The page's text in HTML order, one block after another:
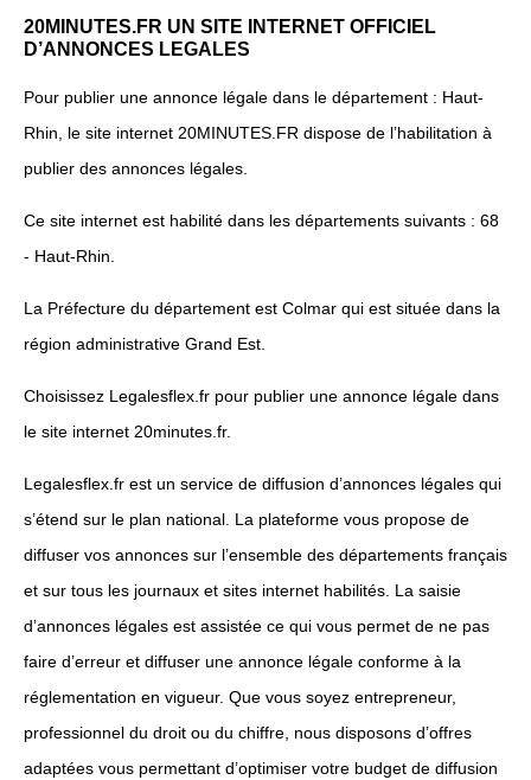
20MINUTES.FR UN SITE INTERNET OFFICIEL
D’ANNONCES LEGALES
Pour publier une annonce légale dans le département : Haut-
Rhin, le site internet 20MINUTES.FR dispose de l’habilitation à
publier des annonces légales.
Ce site internet est habilité dans les départements suivants : 68
- Haut-Rhin.
La Préfecture du département est Colmar qui est située dans la
région administrative Grand Est.
Choisissez Legalesflex.fr pour publier une annonce légale dans
le site internet 20minutes.fr.
Legalesflex.fr est un service de diffusion d’annonces légales qui
s’étend sur le plan national. La plateforme vous propose de
diffuser vos annonces sur l’ensemble des départements français
et sur tous les journaux et sites internet habilités. La saisie
d’annonces légales est assistée ce qui vous permet de ne pas
faire d’erreur et diffuser une annonce légale conforme à la
réglementation en vigueur. Que vous soyez entrepreneur,
professionnel du droit ou du chiffre, nous disposons d’offres
adaptées vous permettant d’optimiser votre budget de diffusion